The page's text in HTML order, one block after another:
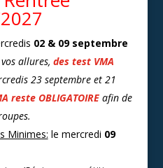
02 & 09 septembre
allures, des test VMA
23 septembre et 21
reste OBLIGATOIRE afin de
Minimes: le mercredi 09